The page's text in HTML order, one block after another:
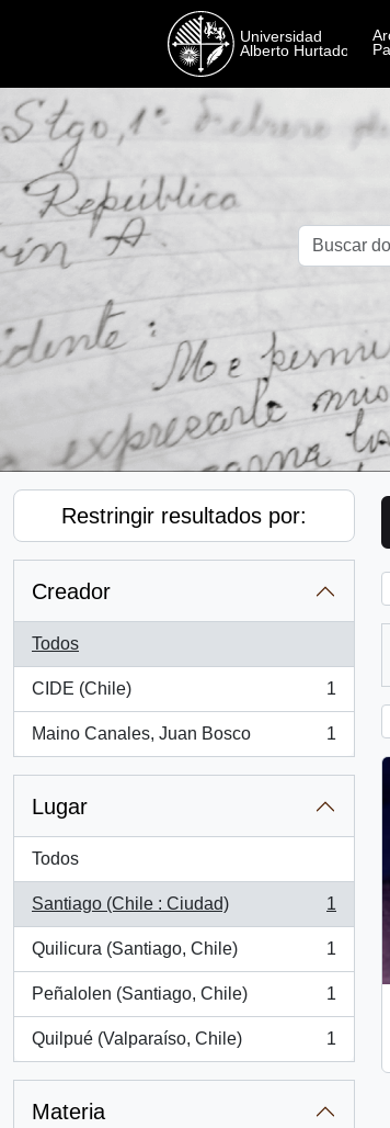
Restringir resultados por:
Creador
Todos
CIDE (Chile)
, 1 resultados
1
Maino Canales, Juan Bosco
, 1 resultados
1
Lugar
Todos
Santiago (Chile : Ciudad)
, 1 resultados
1
Quilicura (Santiago, Chile)
, 1 resultados
1
Peñalolen (Santiago, Chile)
, 1 resultados
1
Quilpué (Valparaíso, Chile)
, 1 resultados
1
Materia